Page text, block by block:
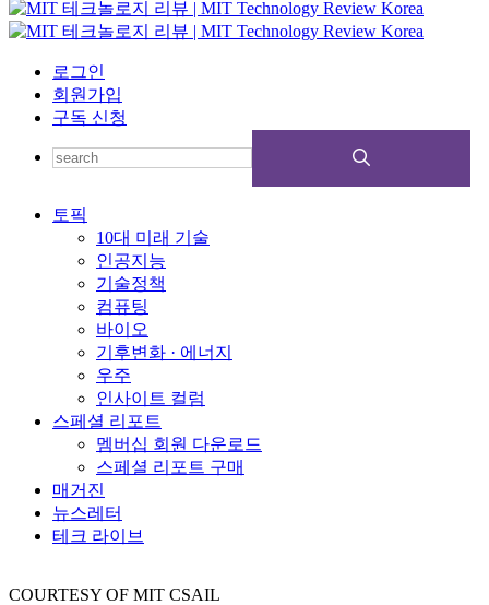
로그인
회원가입
구독 신청
토픽
10대 미래 기술
인공지능
기술정책
컴퓨팅
바이오
기후변화 · 에너지
우주
인사이트 컬럼
스페셜 리포트
멤버십 회원 다운로드
스페셜 리포트 구매
매거진
뉴스레터
테크 라이브
COURTESY OF MIT CSAIL